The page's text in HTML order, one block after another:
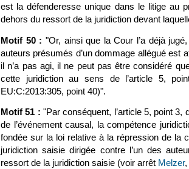
est la défenderesse unique dans le litige au
dehors du ressort de la juridiction devant
Motif 50 : "Or, ainsi que la Cour l’a déjà
auteurs présumés d’un dommage allégué est
il n’a pas agi, il ne peut pas être considéré
cette juridiction au sens de l’article 5,
EU:C:2013:305, point 40)".
Motif 51 : "Par conséquent, l’article 5, point 3,
de l’événement causal, la compétence
fondée sur la loi relative à la répression de la
juridiction saisie dirigée contre l’un des
ressort de la juridiction saisie (voir arrêt Melzer,